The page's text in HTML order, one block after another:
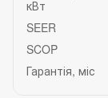
кВт
SEER
SCOP
Гарантія, міс